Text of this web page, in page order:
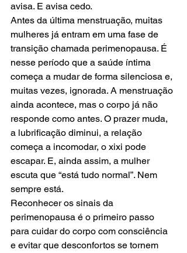
avisa. E avisa cedo.
Antes da última menstruação, muitas
mulheres já entram em uma fase de
transição chamada perimenopausa. É
nesse período que a saúde íntima
começa a mudar de forma silenciosa e,
muitas vezes, ignorada. A menstruação
ainda acontece, mas o corpo já não
responde como antes. O prazer muda,
a lubrificação diminui, a relação
começa a incomodar, o xixi pode
escapar. E, ainda assim, a mulher
escuta que “está tudo normal”. Nem
sempre está.
Reconhecer os sinais da
perimenopausa é o primeiro passo
para cuidar do corpo com consciência
e evitar que desconfortos se tornem